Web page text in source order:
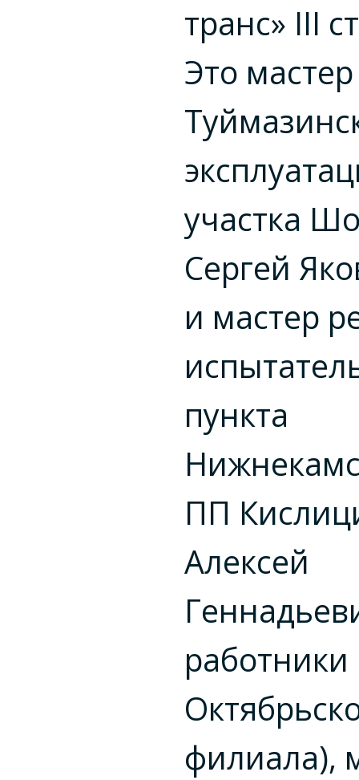
транс» III
Это мастер
участка
Сергей
и мастер
пункта
ПП
Алексей
работники
филиала),